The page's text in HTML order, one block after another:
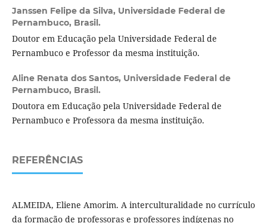
Janssen Felipe da Silva, Universidade Federal de
Pernambuco, Brasil.
Doutor em Educação pela Universidade Federal de
Pernambuco e Professor da mesma instituição.
Aline Renata dos Santos, Universidade Federal de
Pernambuco, Brasil.
Doutora em Educação pela Universidade Federal de
Pernambuco e Professora da mesma instituição.
REFERÊNCIAS
ALMEIDA, Eliene Amorim. A interculturalidade no currículo
da formação de professoras e professores indígenas no